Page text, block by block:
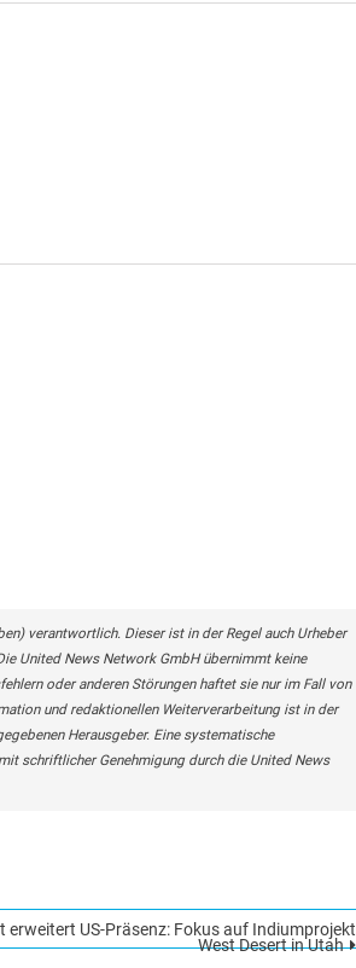
verantwortlich. Dieser ist in der Regel auch Urheber
United News Network GmbH übernimmt keine
oder anderen Störungen haftet sie nur im Fall von
und redaktionellen Weiterverarbeitung ist in der
Herausgeber. Eine systematische
schriftlicher Genehmigung durch die United News
erweitert US-Präsenz: Fokus auf Indiumprojekt
West Desert in Utah